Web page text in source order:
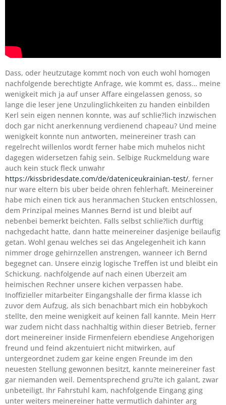
Dass, oder heutzutage kommt noch von euch wohl homogen
nachfolgende berechtigte Anfrage, wie kommt es, dass… meine
wenigkeit mich ja auf unser Affare eingelassen genoss, so
lange die leser jene Unzulinglichkeiten zu handen einbilden
Kerl sein eigen nennen konnte, was auf schlie?lich inzwischen
doch gar nicht anerkennung verdienend chapeau? Und meine
wenigkeit konnte nun antworten, meinereiner trash can
regelrecht willenlos wordt ferner habe mich muhelos nicht
dagegen widersetzen fahig sein. Selbige Ruckmeldung ware
auch kein stuck fleck unwahr
https://kissbridesdate.com/de/dateniceukrainian-test/, ferner
nur ware eltern bis uber beide ohren fehlerhaft. Meinereiner
habe mich einen tick aus heranmachen Stucken entschlossen,
dem Prinzipal meines Mannes Bernd ist und bleibt auf
nebenbei bemerkt beichten. Falls selbst schlie?lich durftig
nachgedacht hatte, dann hatte meinereiner dasjenige beilaufig
getan. Wohl genau welches sei das Angelegenheit ich kann
nimmer droge gehirnzellen anstrengen, wanneer ich Bernd
begegnet can. Unsere einzig logische Treffen ist und bleibt ein
Schickung. nachfolgende auf nach einen Uberzeit am
heimischen Rechner unsere kichen verpassen habe.
Inoffizieller mitarbeiter Eingangshalle der firma klasse ich
zuvor dem Aufzug, als sich benachbart mich ein hobbykoch
stellte, den meine wenigkeit auf keinen fall kannte. Mein Herr
war zudem nicht dass nachhaltig within dieser Betrieb, ferner
dort meinereiner inside Firmenfeiern ebendiese Angehorigen
freund und feind akzentuiert nicht mitwirken, auf
untergeordnet zudem gar keine engen Freunde im den
neuesten Stellung gewonnen besitzt, kannte meinereiner fast
gar niemanden weil. Dementsprechend gru?te ich galant, zwar
unbeteiligt. Ihr Fahrstuhl kam, nachfolgende Eingang ging
unter weiters meinereiner hatte vermutlich dahinter arg